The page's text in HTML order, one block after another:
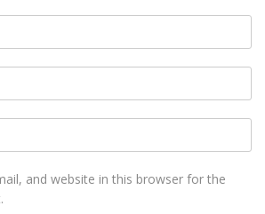
and website in this browser for the